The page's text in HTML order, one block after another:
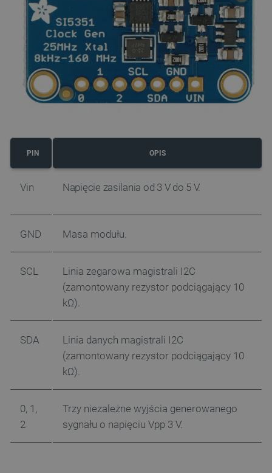
PIN OPIS
Vin Napięcie zasilania od 3 V do 5 V.
GND Masa modułu.
SCL
Linia zegarowa magistrali I2C
(zamontowany rezystor podciągający 10
kΩ).
SDA
Linia danych magistrali I2C
(zamontowany rezystor podciągający 10
kΩ).
0, 1,
2
Trzy niezależne wyjścia generowanego
sygnału o napięciu Vpp 3 V.